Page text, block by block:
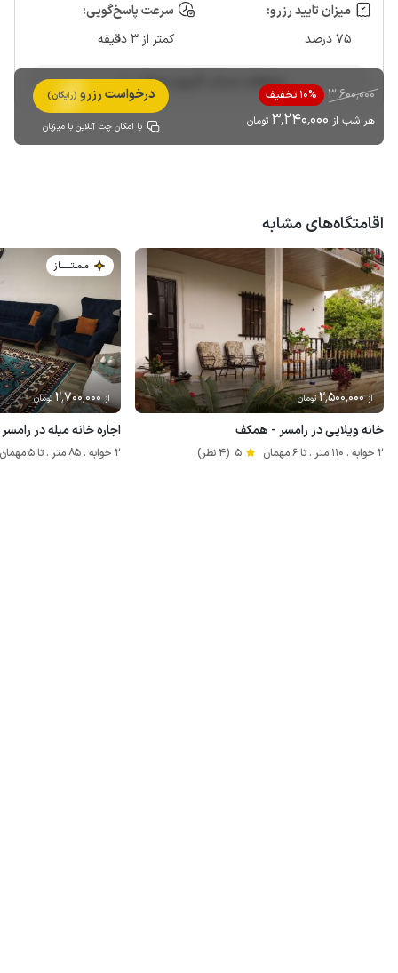
میزان تایید رزرو:
75 درصد
سرعت پاسخ‌گویی:
کمتر از 3 دقیقه
مشاهده حساب کاربری میزبان
3٬600٬000
10% تخفیف
هر شب از 3٬240٬000 تومان
درخواست رزرو (رایگان)
با امکان چت آنلاین با میزبان
اقامتگاه‌های مشابه
از 2٬500٬000تومان
خانه ویلایی در رامسر - همکف
2 خوابه . 110 متر . تا 6 مهمان 5 (4 نظر)
مـمـتــــــاز
از 2٬700٬000تومان
اجاره خانه مبله در
2 خوابه . 85 متر . تا 5 مهمان